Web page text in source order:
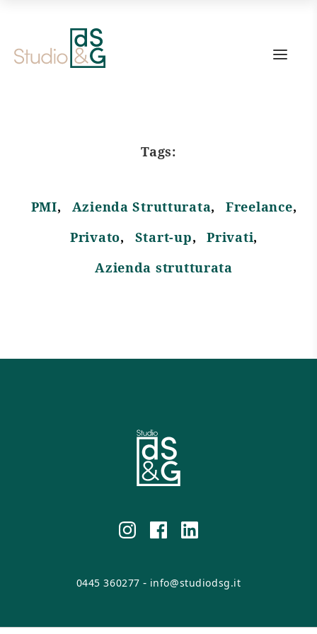
home
page
Tags:
PMI Azienda Strutturata
Freelance
Privato
Start-up
Privati
Azienda strutturata
0445 360277 - info@studiodsg.it
© 2026 DSG Srl. All rights reserved.